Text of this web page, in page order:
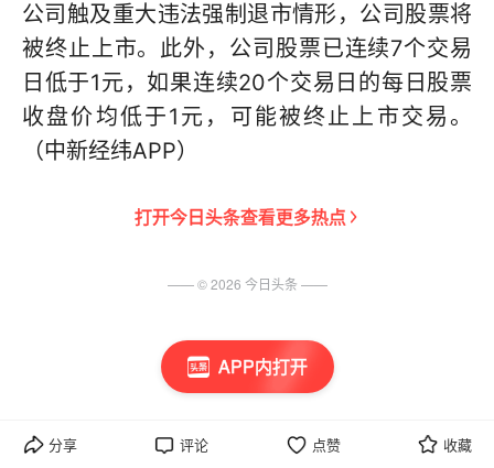
APP内打开
公司触及重大违法强制退市情形，公司股票将
被终止上市。此外，公司股票已连续7个交易
日低于1元，如果连续20个交易日的每日股票
收盘价均低于1元，可能被终止上市交易。
（中新经纬APP）
打开今日头条查看更多热点
分享 评论 点赞 收藏
—— ©2026 今日头条 ——